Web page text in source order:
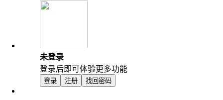
未登录
登录后即可体验更多功能
登录 注册 找回密码